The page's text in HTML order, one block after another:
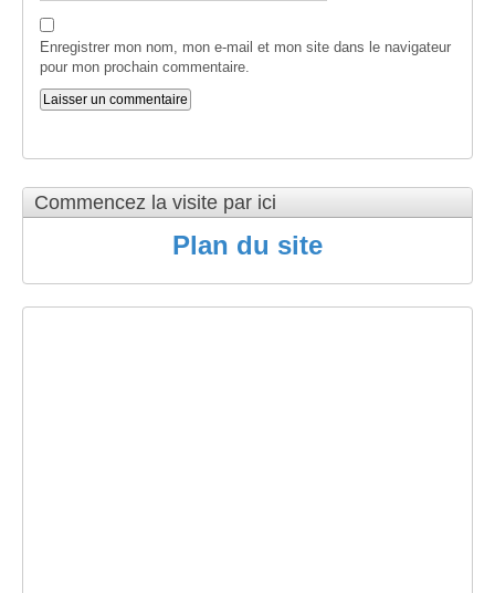
Enregistrer mon nom, mon e-mail et mon site dans le navigateur
pour mon prochain commentaire.
Commencez la visite par ici
Plan du site